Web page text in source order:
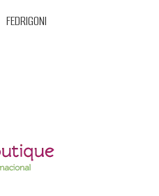
FEDRIGONI